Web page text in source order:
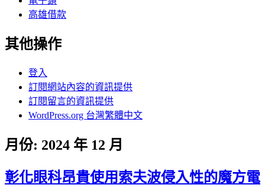
高雄借款
其他操作
登入
訂閱網站內容的資訊提供
訂閱留言的資訊提供
WordPress.org 台灣繁體中文
月份: 2024 年 12 月
彰化眼科昂貴使用索夫波侵入性的魔方電